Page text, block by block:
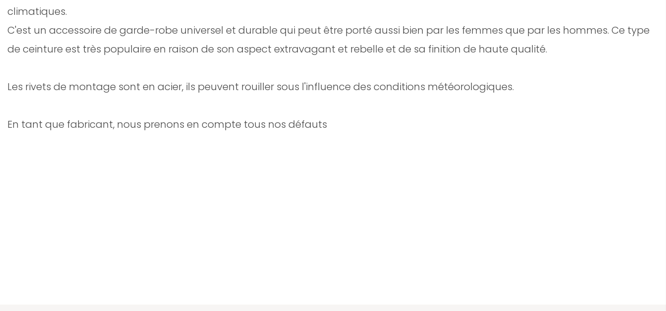
climatiques.
C'est un accessoire de garde-robe universel et durable qui peut être porté aussi bien par les femmes que par les hommes. Ce type
de ceinture est très populaire en raison de son aspect extravagant et rebelle et de sa finition de haute qualité.
Les rivets de montage sont en acier, ils peuvent rouiller sous l'influence des conditions météorologiques.
En tant que fabricant, nous prenons en compte tous nos défauts